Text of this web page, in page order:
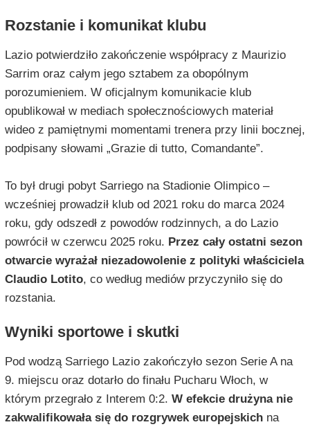
Rozstanie i komunikat klubu
Lazio potwierdziło zakończenie współpracy z Maurizio
Sarrim oraz całym jego sztabem za obopólnym
porozumieniem. W oficjalnym komunikacie klub
opublikował w mediach społecznościowych materiał
wideo z pamiętnymi momentami trenera przy linii bocznej,
podpisany słowami „Grazie di tutto, Comandante”.
To był drugi pobyt Sarriego na Stadionie Olimpico –
wcześniej prowadził klub od 2021 roku do marca 2024
roku, gdy odszedł z powodów rodzinnych, a do Lazio
powrócił w czerwcu 2025 roku. Przez cały ostatni sezon
otwarcie wyrażał niezadowolenie z polityki właściciela
Claudio Lotito, co według mediów przyczyniło się do
rozstania.
Wyniki sportowe i skutki
Pod wodzą Sarriego Lazio zakończyło sezon Serie A na
9. miejscu oraz dotarło do finału Pucharu Włoch, w
którym przegrało z Interem 0:2. W efekcie drużyna nie
zakwalifikowała się do rozgrywek europejskichna